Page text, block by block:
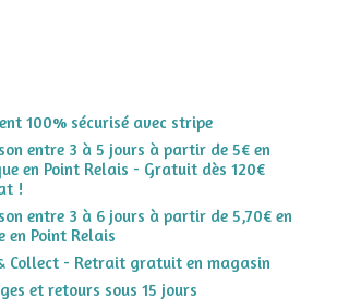
100% sécurisé avec stripe
entre 3 à 5 jours à partir de 5€ en
en Point Relais - Gratuit dès 120€
!
entre 3 à 6 jours à partir de 5,70€ en
en Point Relais
Collect - Retrait gratuit en magasin
et retours sous 15 jours